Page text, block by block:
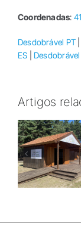
Coordenadas:
Desdobrável PT|
ES
Desdobrável
Artigos